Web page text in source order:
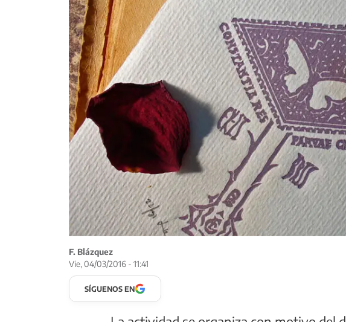
F. Blázquez
Vie, 04/03/2016 - 11:41
SÍGUENOS EN